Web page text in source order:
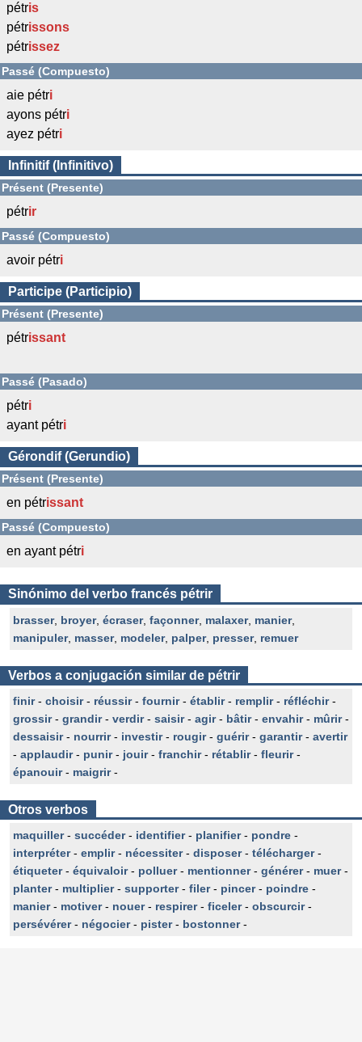
pétris
pétrissons
pétrissez
Passé (Compuesto)
aie pétri
ayons pétri
ayez pétri
Infinitif (Infinitivo)
Présent (Presente)
pétrir
Passé (Compuesto)
avoir pétri
Participe (Participio)
Présent (Presente)
pétrissant
Passé (Pasado)
pétri
ayant pétri
Gérondif (Gerundio)
Présent (Presente)
en pétrissant
Passé (Compuesto)
en ayant pétri
Sinónimo del verbo francés pétrir
brasser, broyer, écraser, façonner, malaxer, manier,
manipuler, masser, modeler, palper, presser, remuer
Verbos a conjugación similar de pétrir
finir- choisir- réussir- fournir- établir- remplir- réfléchir-
grossir- grandir- verdir- saisir- agir- bâtir- envahir- mûrir-
dessaisir- nourrir- investir- rougir- guérir- garantir- avertir
- applaudir- punir- jouir- franchir- rétablir- fleurir-
épanouir- maigrir-
Otros verbos
maquiller- succéder- identifier- planifier- pondre -
interpréter- emplir- nécessiter- disposer- télécharger-
étiqueter- équivaloir- polluer- mentionner- générer- muer-
planter- multiplier- supporter- filer- pincer- poindre -
manier- motiver- nouer- respirer- ficeler- obscurcir-
persévérer- négocier- pister- bostonner-